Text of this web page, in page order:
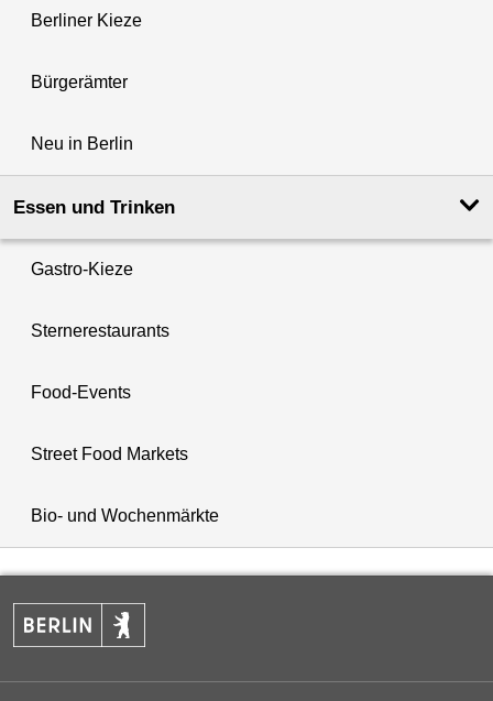
Berliner Kieze
Bürgerämter
Neu in Berlin
Essen und Trinken
Gastro-Kieze
Sternerestaurants
Food-Events
Street Food Markets
Bio- und Wochenmärkte